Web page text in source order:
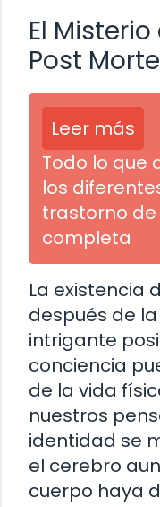
El
Post
Leer más
Todo lo que
los
trastorno de
completa
La existencia
después de
intrigante
conciencia
de la vida
nuestros
identidad se
el cerebro
cuerpo haya